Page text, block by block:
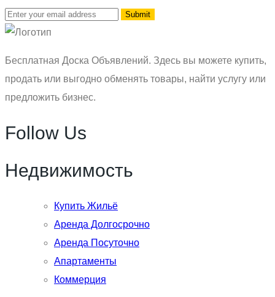
Бесплатная Доска Объявлений. Здесь вы можете купить,
продать или выгодно обменять товары, найти услугу или
предложить бизнес.
Follow Us
Недвижимость
Купить Жильё
Аренда Долгосрочно
Аренда Посуточно
Апартаменты
Коммерция